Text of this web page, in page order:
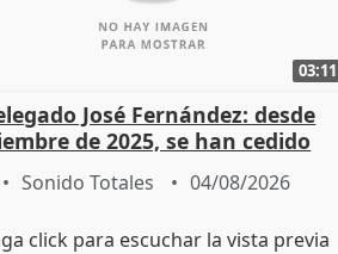
03:11
José Fernández: desde
de 2025, se han cedido
ayudas por nacimiento
Sonido Totales 04/08/2026